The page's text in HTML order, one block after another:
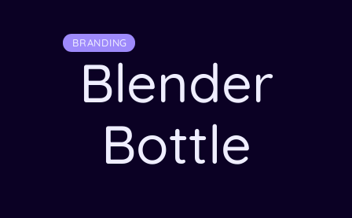
BRANDING
Blender
Bottle